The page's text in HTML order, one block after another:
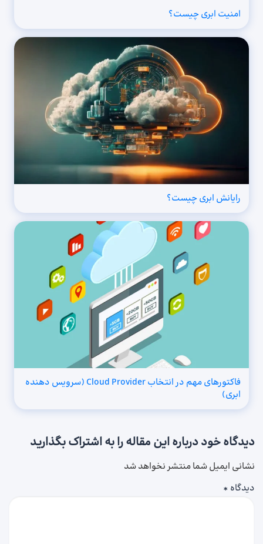
امنیت ابری چیست؟
رایانش ابری چیست؟
فاکتورهای مهم در انتخاب Cloud Provider (سرویس دهنده
ابری)
دیدگاه خود درباره این مقاله را به اشتراک بگذارید
نشانی ایمیل شما منتشر نخواهد شد
دیدگاه *